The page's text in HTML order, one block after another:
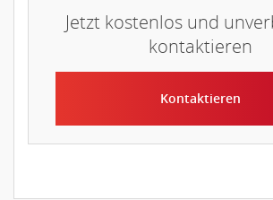
Jetzt kostenlos und
kontaktieren
Kontaktieren